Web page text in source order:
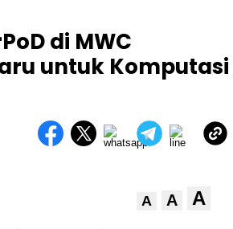
di MWC
untuk Komputasi
A A A